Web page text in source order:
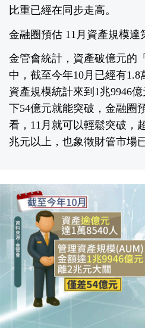
比重已經在同步走高。
金融圈預估 11月資產規模達
金管會統計，資產破億元的
中，截至今年10月已經有
資產規模統計來到1兆9946
下54億元就能突破，金融圈
看，11月就可以輕鬆突破，
兆元以上，也象徵財管市場